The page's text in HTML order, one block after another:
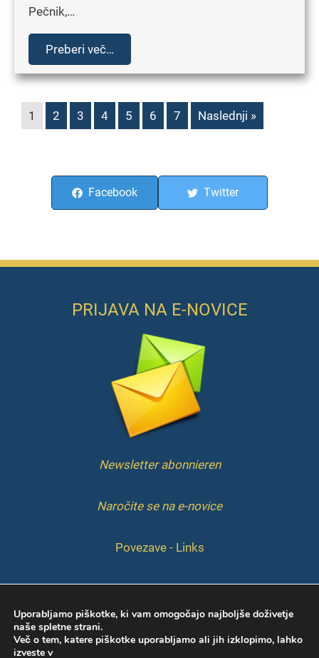
Pečnik,…
Preberi več…
1 2 3 4 5 6 7 Naslednji »
Facebook Twitter
PRIJAVA NA E-NOVICE
Newsletter abonnieren
Naročite se na e-novice
Povezave - Links
IMPRESSUM
Uporabljamo piškotke, ki vam omogočajo najboljše doživetje
naše spletne strani.
Več o tem, katere piškotke uporabljamo ali jih izklopimo, lahko
izveste v